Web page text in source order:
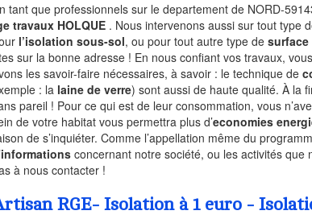
tant que professionnels sur le departement de NORD-
travaux HOLQUE . Nous intervenons aussi sur tout type
l’isolation sous-sol, ou pour tout autre type de
sur la bonne adresse ! En nous confiant vos travaux,
les savoir-faire nécessaires, à savoir : le technique de
: la laine de verre) sont aussi de haute qualité. À la
pareil ! Pour ce qui est de leur consommation, vous
de votre habitat vous permettra plus d’economies
de s’inquiéter. Comme l’appellation même du
informations concernant notre société, ou les activités que
à nous contacter !
RGE- Isolation à 1 euro -